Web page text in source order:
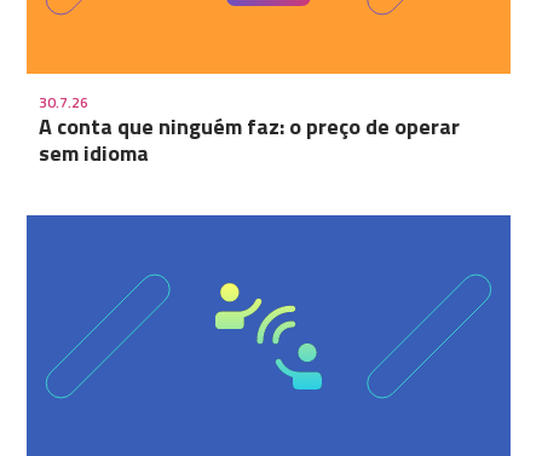
30.7.26
A conta que ninguém faz: o preço de operar
sem idioma